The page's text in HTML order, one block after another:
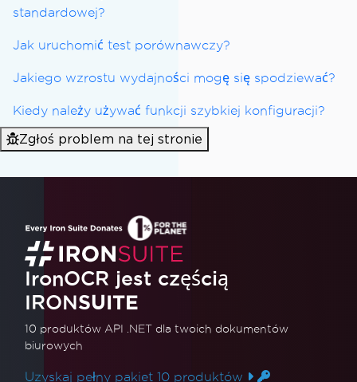
standardowej?
Jak uruchomić test porównawczy?
Jakiego wzrostu wydajności mogę się spodziewać?
Kiedy należy używać funkcji szybkiej konfiguracji?
Zgłoś problem na tej stronie
IronOCR jest częścią
IRONSUITE
10 produktów API .NET dla twoich dokumentów
biurowych
Uzyskaj pełny pakiet 10 produktów